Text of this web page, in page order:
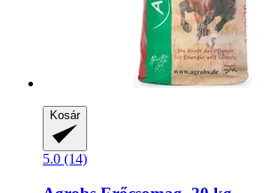
Kosár
5.0 (14)